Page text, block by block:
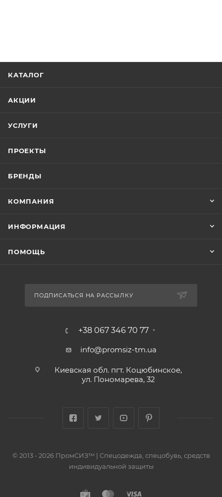
КАТАЛОГ
АКЦИИ
УСЛУГИ
ПРОЕКТЫ
БРЕНДЫ
КОМПАНИЯ
ИНФОРМАЦИЯ
ПОМОЩЬ
ПОДПИСАТЬСЯ НА РАССЫЛКУ
+38 067 346 70 77
info@promsiz-tm.ua
Киевская обл. пгт. Коцюбинское,
ул. Пономарева, 32
© 2013 - 2026 ПромСИЗ™ | Спецодежда, спецобувь, средств
индивидуальной защиты